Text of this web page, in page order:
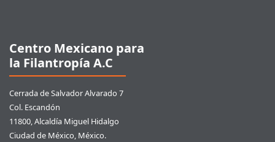
Centro Mexicano para
la Filantropía A.C
Cerrada de Salvador Alvarado 7
Col. Escandón
11800, Alcaldía Miguel Hidalgo
Ciudad de México, México.